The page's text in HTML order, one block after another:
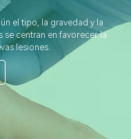
el tipo, la gravedad y la
se centran en favorecer la
lesiones.